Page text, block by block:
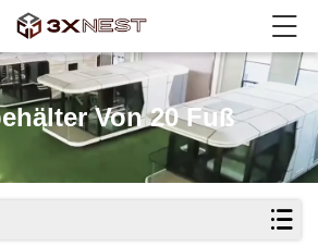
Von 20 Fuß